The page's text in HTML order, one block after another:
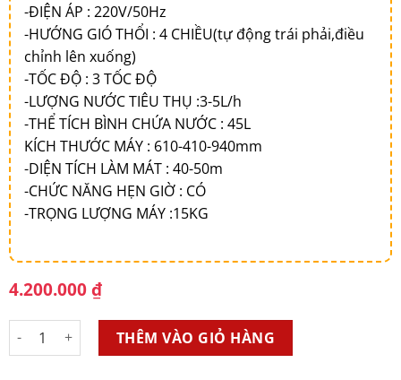
-ĐIỆN ÁP : 220V/50Hz
-HƯỚNG GIÓ THỔI : 4 CHIỀU(tự động trái phải,điều
chỉnh lên xuống)
-TỐC ĐỘ : 3 TỐC ĐỘ
-LƯỢNG NƯỚC TIÊU THỤ :3-5L/h
-THỂ TÍCH BÌNH CHỨA NƯỚC : 45L
KÍCH THƯỚC MÁY : 610-410-940mm
-DIỆN TÍCH LÀM MÁT : 40-50m
-CHỨC NĂNG HẸN GIỜ : CÓ
-TRỌNG LƯỢNG MÁY :15KG
4.200.000₫
MÁY LÀM MÁT HƠI NƯỚC IFAN 550 số lượng
THÊM VÀO GIỎ HÀNG